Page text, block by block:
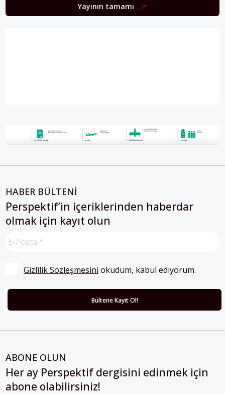
Yayının tamamı
HABER BÜLTENİ
Perspektif’in içeriklerinden haberdar
olmak için kayıt olun
Gizlilik Sözleşmesini okudum, kabul ediyorum.
ABONE OLUN
Her ay Perspektif dergisini edinmek için
abone olabilirsiniz!